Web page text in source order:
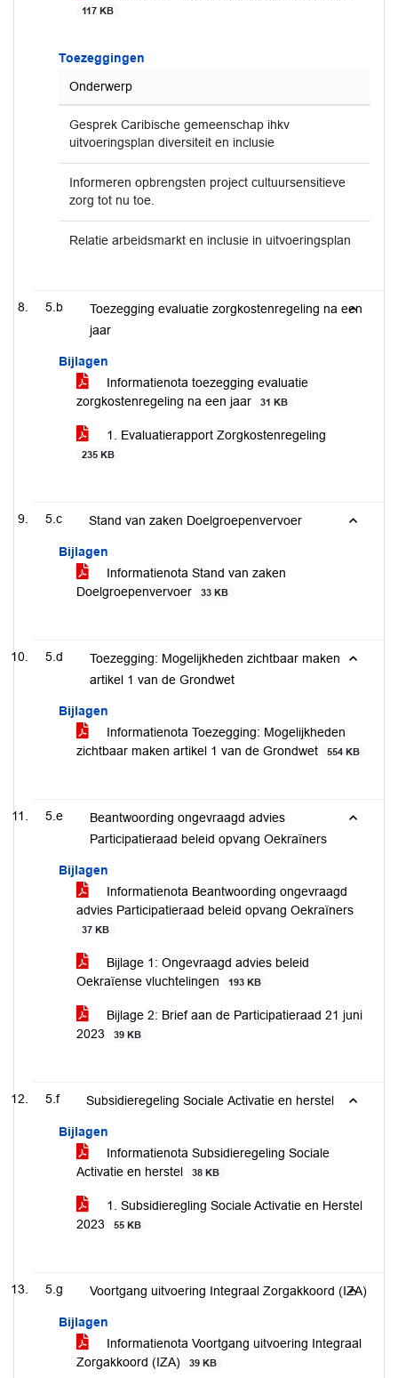
117 KB
Toezeggingen
Onderwerp
Gesprek Caribische gemeenschap ihkv
uitvoeringsplan diversiteit en inclusie
Informeren opbrengsten project cultuursensitieve
zorg tot nu toe.
Relatie arbeidsmarkt en inclusie in uitvoeringsplan
5.b
Toezegging evaluatie zorgkostenregeling na een
jaar
Bijlagen
Informatienota toezegging evaluatie
zorgkostenregeling na een jaar
31 KB
1. Evaluatierapport Zorgkostenregeling
235 KB
5.c Stand van zaken Doelgroepenvervoer
Bijlagen
Informatienota Stand van zaken
Doelgroepenvervoer
33 KB
5.d
Toezegging: Mogelijkheden zichtbaar maken
artikel 1 van de Grondwet
Bijlagen
Informatienota Toezegging: Mogelijkheden
zichtbaar maken artikel 1 van de Grondwet
554 KB
5.e
Beantwoording ongevraagd advies
Participatieraad beleid opvang Oekraïners
Bijlagen
Informatienota Beantwoording ongevraagd
advies Participatieraad beleid opvang Oekraïners
37 KB
Bijlage 1: Ongevraagd advies beleid
Oekraïense vluchtelingen
193 KB
Bijlage 2: Brief aan de Participatieraad 21 juni
2023
39 KB
5.f Subsidieregeling Sociale Activatie en herstel
Bijlagen
Informatienota Subsidieregeling Sociale
Activatie en herstel
38 KB
1. Subsidieregling Sociale Activatie en Herstel
2023
55 KB
5.g Voortgang uitvoering Integraal Zorgakkoord (IZA)
Bijlagen
Informatienota Voortgang uitvoering Integraal
Zorgakkoord (IZA)
39 KB